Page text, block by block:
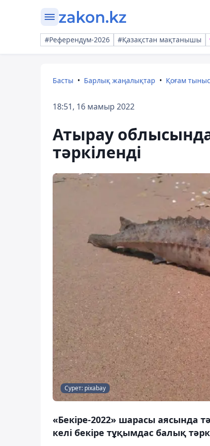
#Референдум-2026 #Қазақстан мақтанышы
Басты Барлық жаңалықтар Қоғам
18:51, 16 мамыр 2022
Атырау
тәркіленді
Сурет: pixabay
«Бекіре-2022» шарасы аясында
келі бекіре тұқымдас балық